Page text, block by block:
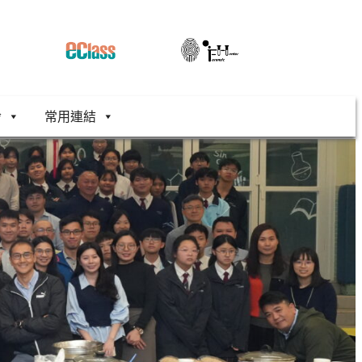
常用連結